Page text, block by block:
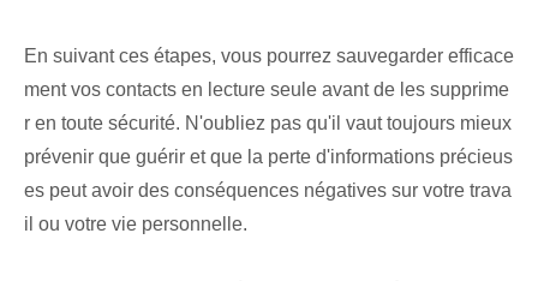
En suivant ces étapes, vous pourrez sauvegarder efficace
ment vos contacts en lecture seule avant de les supprime
r en toute sécurité. N'oubliez pas qu'il vaut toujours mieux
prévenir que guérir et que la perte d'informations précieus
es peut avoir des conséquences négatives sur votre trava
il ou votre vie personnelle.